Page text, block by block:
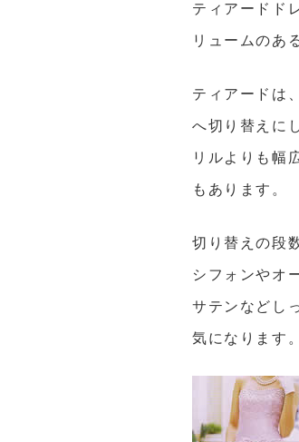
ティアードド
リュームのあ
ティアードは
へ切り替えに
リルよりも幅
もあります。
切り替えの段
シフォンやオ
サテンなどし
気になります。